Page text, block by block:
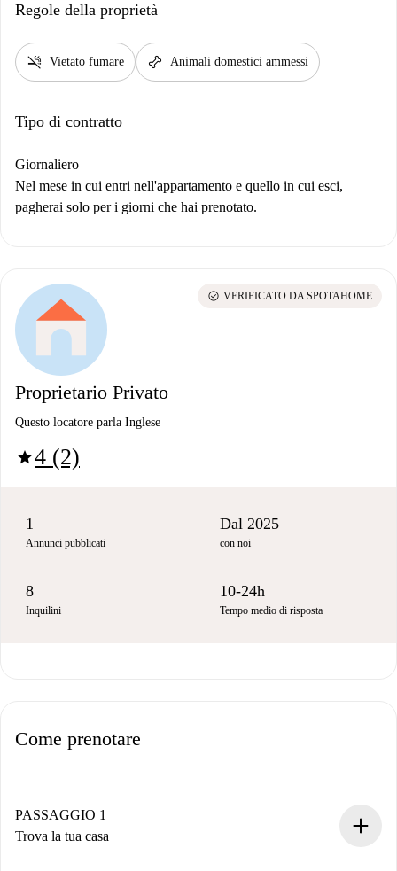
Regole della proprietà
smoke_free Vietato fumare pet_supplies Animali domestici ammessi
Tipo di contratto
Giornaliero
Nel mese in cui entri nell'appartamento e quello in cui esci,
pagherai solo per i giorni che hai prenotato.
Proprietario Privato
Questo locatore parla Inglese
star4 (2)
check_circle VERIFICATO DA SPOTAHOME
1
Annunci pubblicati
Dal 2025
con noi
8
Inquilini
10-24h
Tempo medio di risposta
Come prenotare
PASSAGGIO 1
Trova la tua casa